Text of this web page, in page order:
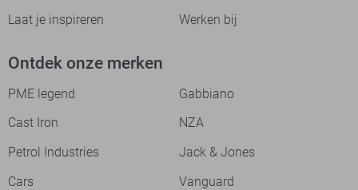
Laat je inspireren Werken bij
Ontdek onze merken
PME legend
Gabbiano
Cast Iron
NZA
Petrol Industries
Jack & Jones
Cars
Vanguard